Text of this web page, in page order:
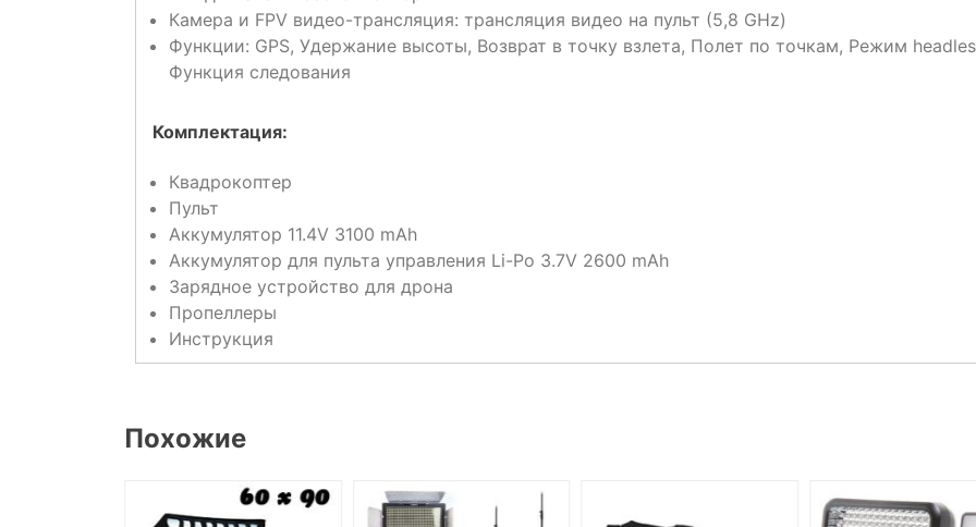
Камера и FPV видео-трансляция: трансляция видео на пульт (5,8 GHz)
Функции: GPS, Удержание высоты, Возврат в точку взлета, Полет по точкам, Режим
Функция следования
Комплектация:
Квадрокоптер
Пульт
Аккумулятор 11.4V 3100 mAh
Аккумулятор для пульта управления Li-Po 3.7V 2600 mAh
Зарядное устройство для дрона
Пропеллеры
Инструкция
Похожие